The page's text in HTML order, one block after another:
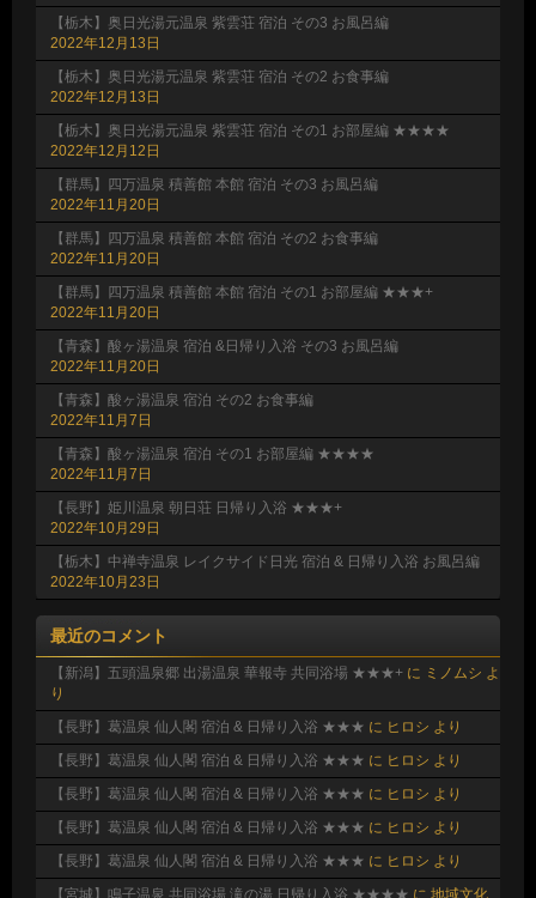
【栃木】奥日光湯元温泉 紫雲荘 宿泊 その3 お風呂編
2022年12月13日
【栃木】奥日光湯元温泉 紫雲荘 宿泊 その2 お食事編
2022年12月13日
【栃木】奥日光湯元温泉 紫雲荘 宿泊 その1 お部屋編 ★★★★
2022年12月12日
【群馬】四万温泉 積善館 本館 宿泊 その3 お風呂編
2022年11月20日
【群馬】四万温泉 積善館 本館 宿泊 その2 お食事編
2022年11月20日
【群馬】四万温泉 積善館 本館 宿泊 その1 お部屋編 ★★★+
2022年11月20日
【青森】酸ヶ湯温泉 宿泊 &日帰り入浴 その3 お風呂編
2022年11月20日
【青森】酸ヶ湯温泉 宿泊 その2 お食事編
2022年11月7日
【青森】酸ヶ湯温泉 宿泊 その1 お部屋編 ★★★★
2022年11月7日
【長野】姫川温泉 朝日荘 日帰り入浴 ★★★+
2022年10月29日
【栃木】中禅寺温泉 レイクサイド日光 宿泊 & 日帰り入浴 お風呂編
2022年10月23日
最近のコメント
【新潟】五頭温泉郷 出湯温泉 華報寺 共同浴場 ★★★+ に ミノムシ よ
り
【長野】葛温泉 仙人閣 宿泊 & 日帰り入浴 ★★★ に ヒロシ より
【長野】葛温泉 仙人閣 宿泊 & 日帰り入浴 ★★★ に ヒロシ より
【長野】葛温泉 仙人閣 宿泊 & 日帰り入浴 ★★★ に ヒロシ より
【長野】葛温泉 仙人閣 宿泊 & 日帰り入浴 ★★★ に ヒロシ より
【長野】葛温泉 仙人閣 宿泊 & 日帰り入浴 ★★★ に ヒロシ より
【宮城】鳴子温泉 共同浴場 滝の湯 日帰り入浴 ★★★★ に 地域文化